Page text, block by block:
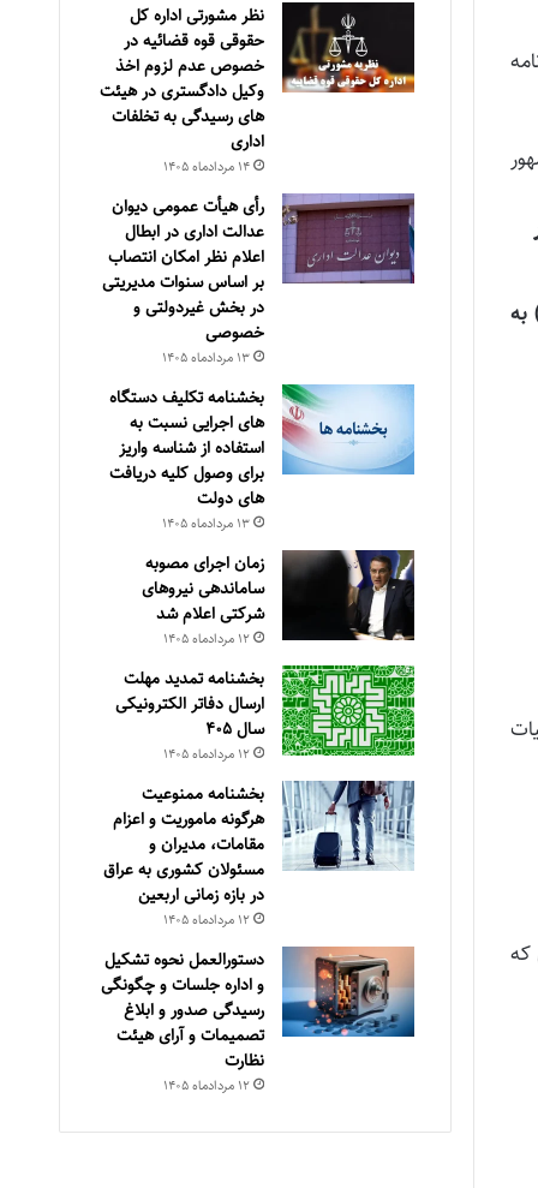
ماده (3) این آیین‌نامه
ـ ناسالم برای گروه‌های حساس (شاخص کیفیت هوا از (۱۰۱) تا (۱۵۰)) به
که
نظر مشورتی اداره کل
حقوقی قوه قضائیه در
خصوص عدم لزوم اخذ
وکیل دادگستری در هیئت
های رسیدگی به تخلفات
اداری
۱۴ مرداد‌ماه ۱۴۰۵
رأی هیأت عمومی دیوان
عدالت اداری در ابطال
اعلام نظر امکان انتصاب
بر اساس سنوات مدیریتی
در بخش غیردولتی و
خصوصی
۱۳ مرداد‌ماه ۱۴۰۵
بخشنامه تکلیف دستگاه
های اجرایی نسبت به
استفاده از شناسه واریز
برای وصول کلیه دریافت
های دولت
۱۳ مرداد‌ماه ۱۴۰۵
زمان اجرای مصوبه
ساماندهی نیروهای
شرکتی اعلام شد
۱۲ مرداد‌ماه ۱۴۰۵
بخشنامه تمدید مهلت
ارسال دفاتر الکترونیکی
سال ۴۰۵
۱۲ مرداد‌ماه ۱۴۰۵
بخشنامه ممنوعیت
هرگونه ماموریت و اعزام
مقامات، مدیران و
مسئولان کشوری به عراق
در بازه زمانی اربعین
۱۲ مرداد‌ماه ۱۴۰۵
دستورالعمل نحوه تشکیل
و اداره جلسات و چگونگی
رسیدگی صدور و ‏ابلاغ
تصمیمات و‎ ‎آرای هیئت
نظارت
۱۲ مرداد‌ماه ۱۴۰۵